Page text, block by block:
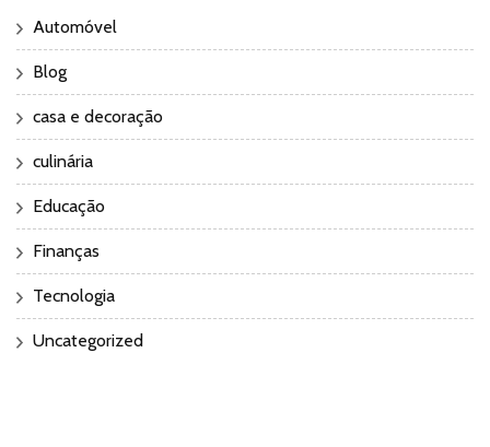
Automóvel
Blog
casa e decoração
culinária
Educação
Finanças
Tecnologia
Uncategorized